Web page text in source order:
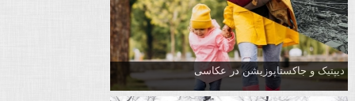
دیپتیک و جاکستا‌پوزیشن در عکاسی